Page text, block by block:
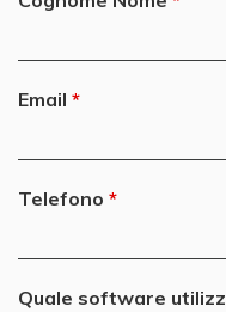
Email
Telefono
Quale software